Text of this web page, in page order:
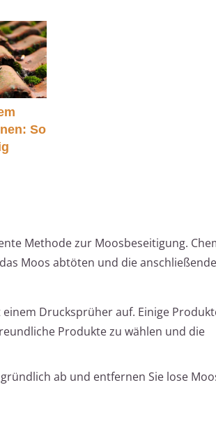
So
Methode zur Moosbeseitigung.
Moos abtöten und die
einem Drucksprüher auf. Einige
Produkte zu wählen und die
ab und entfernen Sie lose